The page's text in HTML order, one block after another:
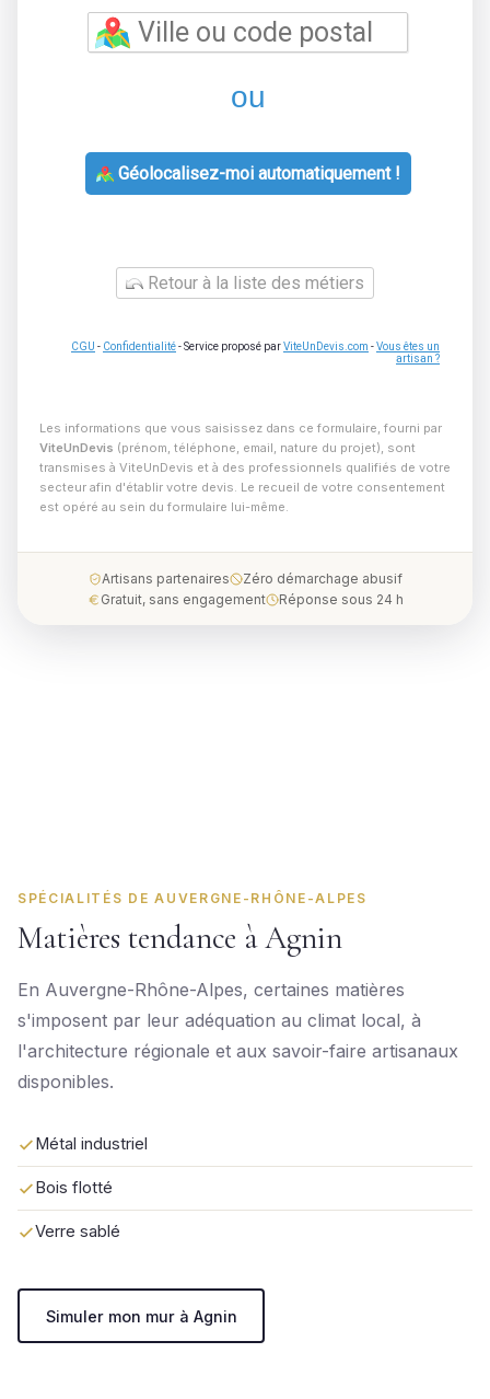
ou
Géolocalisez-moi automatiquement !
Retour à la liste des métiers
CGU - Confidentialité- Service proposé parViteUnDevis.com -Vous êtes un
artisan ?
Les informations que vous saisissez dans ce formulaire, fourni par
ViteUnDevis (prénom, téléphone, email, nature du projet), sont
transmises à ViteUnDevis et à des professionnels qualifiés de votre
secteur afin d'établir votre devis. Le recueil de votre consentement
est opéré au sein du formulaire lui-même.
Artisans partenaires
Zéro démarchage abusif
Gratuit, sans engagement
Réponse sous 24 h
SPÉCIALITÉS DE AUVERGNE-RHÔNE-ALPES
Matières tendance à Agnin
En Auvergne-Rhône-Alpes, certaines matières
s'imposent par leur adéquation au climat local, à
l'architecture régionale et aux savoir-faire artisanaux
disponibles.
Métal industriel
Bois flotté
Verre sablé
Simuler mon mur à Agnin